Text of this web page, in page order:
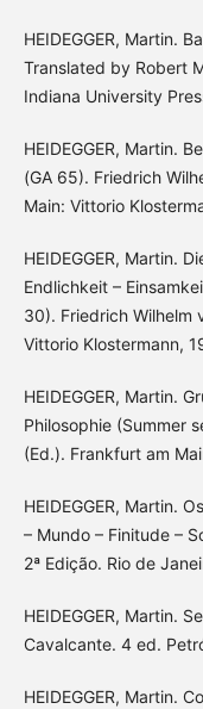
HEIDEGGER, Martin.
Translated by Robert
Indiana University
HEIDEGGER, Martin.
(GA 65). Friedrich
Main: Vittorio
HEIDEGGER, Martin.
Endlichkeit –
30). Friedrich Wilhelm
Vittorio Klostermann,
HEIDEGGER, Martin.
Philosophie (Summer
(Ed.). Frankfurt am
HEIDEGGER, Martin.
– Mundo – Finitude –
2ª Edição. Rio de
HEIDEGGER, Martin.
Cavalcante. 4 ed.
HEIDEGGER, Martin.